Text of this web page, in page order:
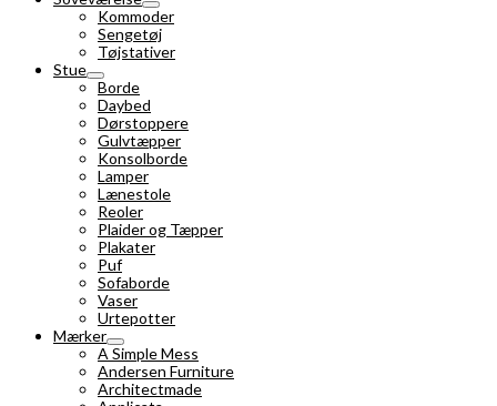
Kommoder
Sengetøj
Tøjstativer
Stue
Borde
Daybed
Dørstoppere
Gulvtæpper
Konsolborde
Lamper
Lænestole
Reoler
Plaider og Tæpper
Plakater
Puf
Sofaborde
Vaser
Urtepotter
Mærker
A Simple Mess
Andersen Furniture
Architectmade